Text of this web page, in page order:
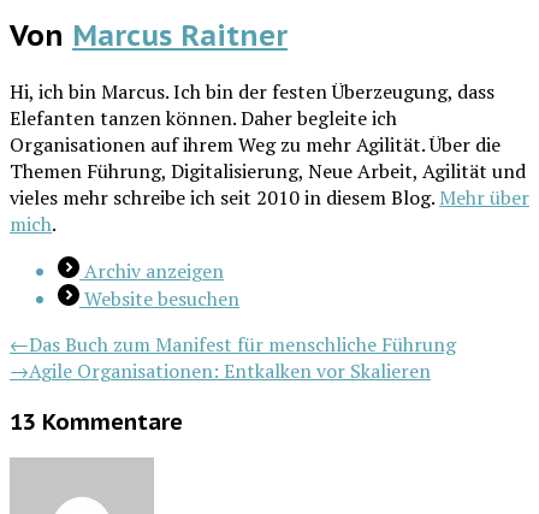
Von Marcus Raitner
Hi, ich bin Marcus. Ich bin der festen Überzeugung, dass
Elefanten tanzen können. Daher begleite ich
Organisationen auf ihrem Weg zu mehr Agilität. Über die
Themen Führung, Digitalisierung, Neue Arbeit, Agilität und
vieles mehr schreibe ich seit 2010 in diesem Blog. Mehr über
mich.
Archiv anzeigen
Website besuchen
Beitragsnavigation
←Vorheriger
Beitrag:
Das Buch zum Manifest für menschliche Führung
→Nächster
Agile Organisationen: Entkalken vor Skalieren
13 Kommentare